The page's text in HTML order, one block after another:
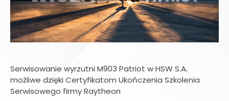
Serwisowanie wyrzutni M903 Patriot w HSW S.A.
możliwe dzięki Certyfikatom Ukończenia Szkolenia
Serwisowego firmy Raytheon